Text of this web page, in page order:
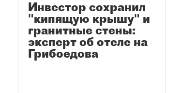
Инвестор сохранил
"кипящую крышу" и
гранитные стены:
эксперт об отеле на
Грибоедова